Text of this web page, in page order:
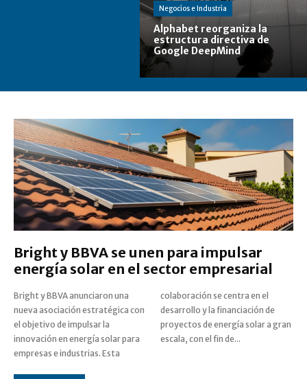
Negocios e Industria
Alphabet reorganiza la
estructura directiva de
Google DeepMind
Bright y BBVA se unen para impulsar
energía solar en el sector empresarial
Bright y BBVA anunciaron una
nueva asociación estratégica con
el objetivo de impulsar la
innovación en energía solar para
empresas e industrias. Esta
colaboración se centra en el
desarrollo y la financiación de
proyectos de energía solar a gran
escala, con el fin de...